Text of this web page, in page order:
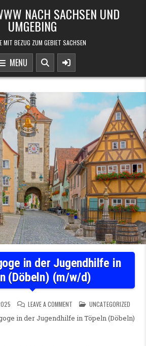
NACH SACHSEN UND
UMGEBING
MIT BEZUG ZUM GEBIET SACHSEN
MENU
in der Jugendhilfe in
(Döbeln) (m/w/d)
LEAVE A COMMENTON SOZIALPÄDAGOGE IN DER
POSTED IN
UNCATEGORIZED
in der Jugendhilfe in Töpeln (Döbeln)